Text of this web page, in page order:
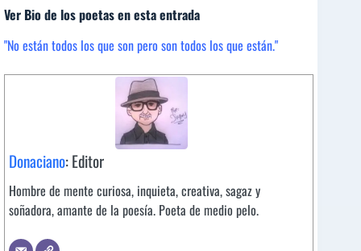
Ver Bio de los poetas en esta entrada
"No están todos los que son pero son todos los que están."
Donaciano: Editor
Hombre de mente curiosa, inquieta, creativa, sagaz y
soñadora, amante de la poesía. Poeta de medio pelo.